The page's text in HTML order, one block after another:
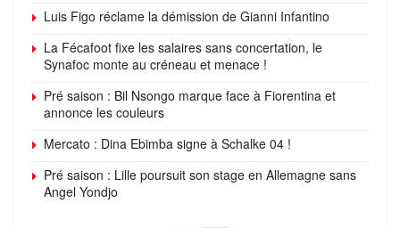
Luis Figo réclame la démission de Gianni Infantino
La Fécafoot fixe les salaires sans concertation, le
Synafoc monte au créneau et menace !
Pré saison : Bil Nsongo marque face à Fiorentina et
annonce les couleurs
Mercato : Dina Ebimba signe à Schalke 04 !
Pré saison : Lille poursuit son stage en Allemagne sans
Angel Yondjo